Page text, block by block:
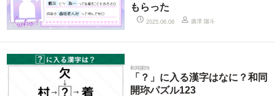
もらった
2025.06.08 廣澤 陽斗
和同開珎
「？」に入る漢字はなに？和同
開珎パズル123